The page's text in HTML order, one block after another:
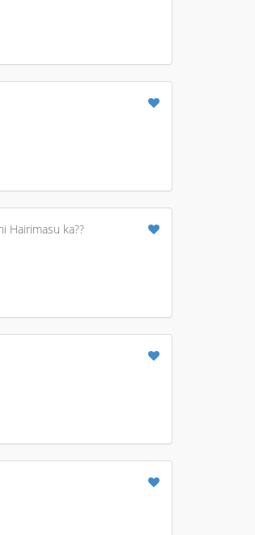
Hairimasu ka??